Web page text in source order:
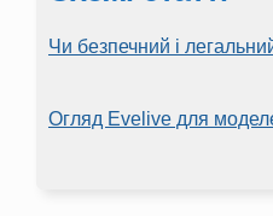
Чи безпечний і
Огляд Evelive для